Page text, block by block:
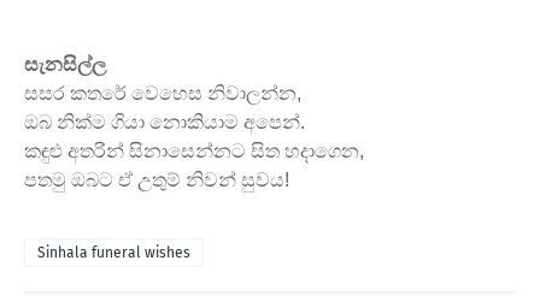
සැනසිල්ල
සසර කතරේ වෙහෙස නිවාලන්න,
ඔබ නික්ම ගියා නොකියාම අපෙන්.
කඳුළු අතරින් සිනාසෙන්නට සිත හදාගෙන,
පතමු ඔබට ඒ උතුම් නිවන් සුවය!
Sinhala funeral wishes